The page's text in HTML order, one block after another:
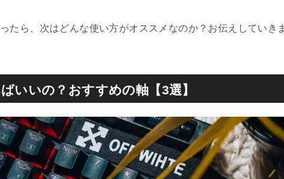
たら、次はどんな使い方がオススメなのか？お伝えしていき
いいの？おすすめの軸【3選】